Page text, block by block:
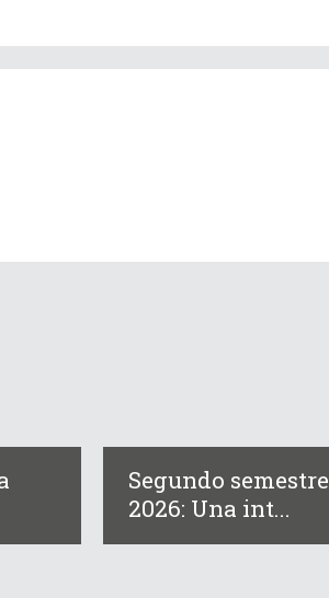
Segundo semestre
2026: Una int...